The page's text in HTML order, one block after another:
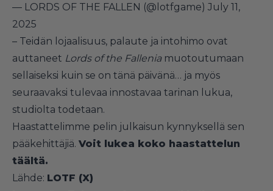
— LORDS OF THE FALLEN (@lotfgame) July 11,
2025
– Teidän lojaalisuus, palaute ja intohimo ovat
auttaneet Lords of the Falleniamuotoutumaan
sellaiseksi kuin se on tänä päivänä… ja myös
seuraavaksi tulevaa innostavaa tarinan lukua,
studiolta todetaan.
Haastattelimme pelin julkaisun kynnyksellä sen
pääkehittäjiä. Voit lukea koko haastattelun
täältä.
Lähde: LOTF (X)